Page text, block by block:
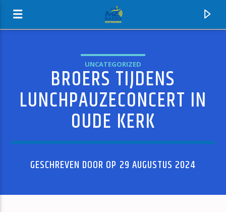
MZ-RADIO
UNCATEGORIZED
BROERS TIJDENS
LUNCHPAUZECONCERT IN
OUDE KERK
GESCHREVEN DOOR OP 29 AUGUSTUS 2024